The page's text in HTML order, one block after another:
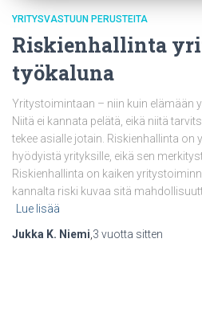
YRITYSVASTUUN PERUSTEITA
Riskienhallinta
työkaluna
Yritystoimintaan – niin kuin elämään
Niitä ei kannata pelätä, eikä niitä
tekee asialle jotain. Riskienhallinta on
hyödyistä yrityksille, eikä sen
Riskienhallinta on kaiken
kannalta riski kuvaa sitä
Lue lisää
Jukka K. Niemi 3 vuotta sitten